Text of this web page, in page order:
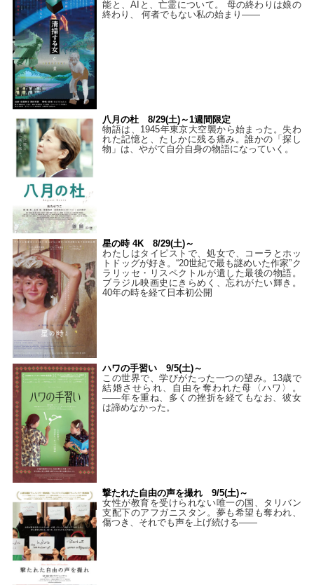
能と、AIと、亡霊について。 母の終わりは娘の
終わり、 何者でもない私の始まり――
八月の杜 8/29(土)～1週間限定
物語は、1945年東京大空襲から始まった。失わ
れた記憶と、たしかに残る痛み。誰かの「探し
物」は、やがて自分自身の物語になっていく。
星の時 4K 8/29(土)～
わたしはタイピストで、処⼥で、コーラとホッ
トドッグが好き。“20世紀で最も謎めいた作家”ク
ラリッセ・リスペクトルが遺した最後の物語。
ブラジル映画史にきらめく、忘れがたい輝き。
40年の時を経て⽇本初公開
ハワの手習い 9/5(土)～
この世界で、学びがたった一つの望み。13歳で
結婚させられ、自由を奪われた母〈ハワ〉。
——年を重ね、多くの挫折を経てもなお、彼女
は諦めなかった。
撃たれた自由の声を撮れ 9/5(土)～
女性が教育を受けられない唯一の国、タリバン
支配下のアフガニスタン。夢も希望も奪われ、
傷つき、それでも声を上げ続ける——